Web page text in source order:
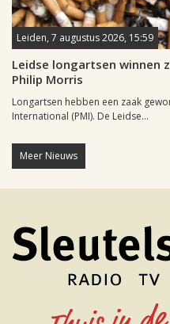
Leiden, 7 augustus 2026, 15:59
Leidse longartsen winnen
Philip Morris
Longartsen hebben een zaak
International (PMI). De Leidse...
Meer Nieuws